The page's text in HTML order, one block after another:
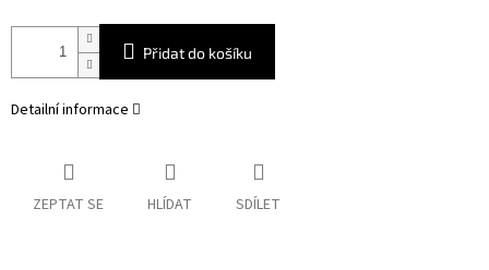
Přidat do košíku
Detailní informace
ZEPTAT SE HLÍDAT SDÍLET